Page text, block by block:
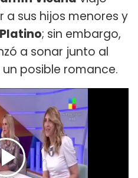
a sus hijos menores y
; sin embargo,
a sonar junto al
un posible romance.